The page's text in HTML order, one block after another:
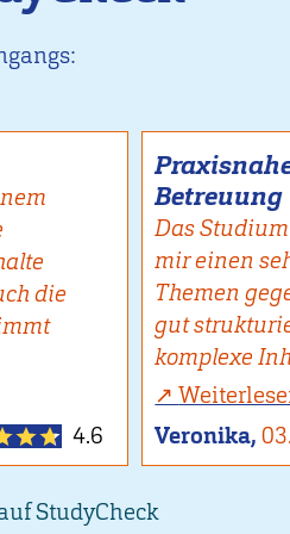
die
4.6
Betreuung
Das
mir einen
Themen
gut
komplexe
Veronika,
StudyCheck